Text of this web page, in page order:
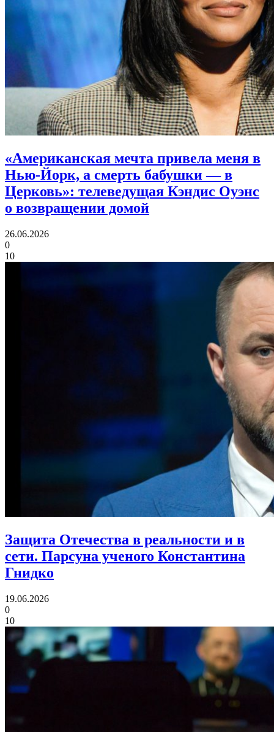
«Американская мечта привела меня в
Нью-Йорк, а смерть бабушки — в
Церковь»: телеведущая Кэндис Оуэнс
о возвращении домой
26.06.2026
0
10
Защита Отечества в реальности и в
сети. Парсуна ученого Константина
Гнидко
19.06.2026
0
10